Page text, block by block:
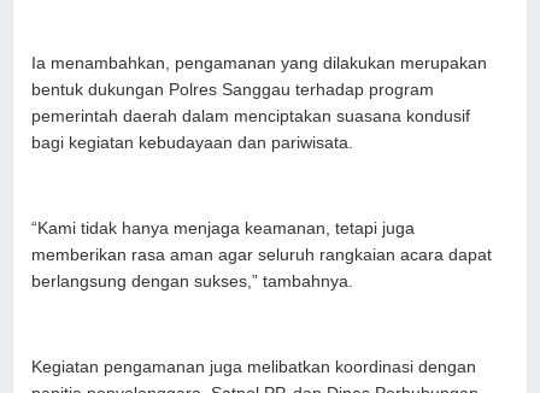
Ia menambahkan, pengamanan yang dilakukan merupakan
bentuk dukungan Polres Sanggau terhadap program
pemerintah daerah dalam menciptakan suasana kondusif
bagi kegiatan kebudayaan dan pariwisata.
“Kami tidak hanya menjaga keamanan, tetapi juga
memberikan rasa aman agar seluruh rangkaian acara dapat
berlangsung dengan sukses,” tambahnya.
Kegiatan pengamanan juga melibatkan koordinasi dengan